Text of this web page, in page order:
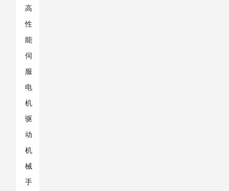
高
性
能
伺
服
电
机
驱
动
机
械
手